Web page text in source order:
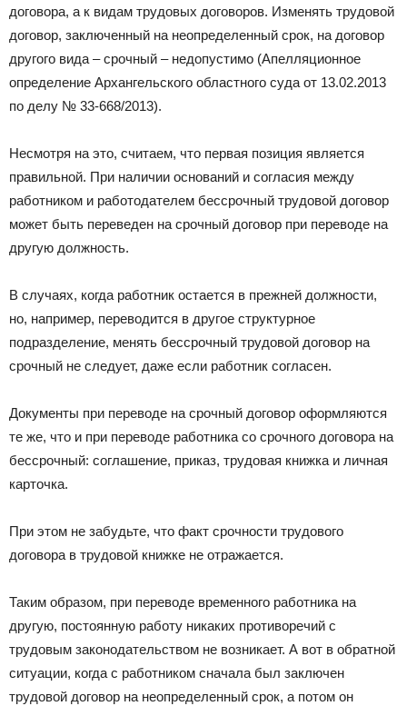
договора, а к видам трудовых договоров. Изменять трудовой
договор, заключенный на неопределенный срок, на договор
другого вида – срочный – недопустимо (Апелляционное
определение Архангельского областного суда от 13.02.2013
по делу № 33-668/2013).
Несмотря на это, считаем, что первая позиция является
правильной. При наличии оснований и согласия между
работником и работодателем бессрочный трудовой договор
может быть переведен на срочный договор при переводе на
другую должность.
В случаях, когда работник остается в прежней должности,
но, например, переводится в другое структурное
подразделение, менять бессрочный трудовой договор на
срочный не следует, даже если работник согласен.
Документы при переводе на срочный договор оформляются
те же, что и при переводе работника со срочного договора на
бессрочный: соглашение, приказ, трудовая книжка и личная
карточка.
При этом не забудьте, что факт срочности трудового
договора в трудовой книжке не отражается.
Таким образом, при переводе временного работника на
другую, постоянную работу никаких противоречий с
трудовым законодательством не возникает. А вот в обратной
ситуации, когда с работником сначала был заключен
трудовой договор на неопределенный срок, а потом он